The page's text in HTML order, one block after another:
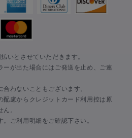
いとさせていただきます。
が出た場合にはご発送を止め、ご連
わないこともございます。
慮からクレジットカード利用控は原
。
ご利用明細をご確認下さい。